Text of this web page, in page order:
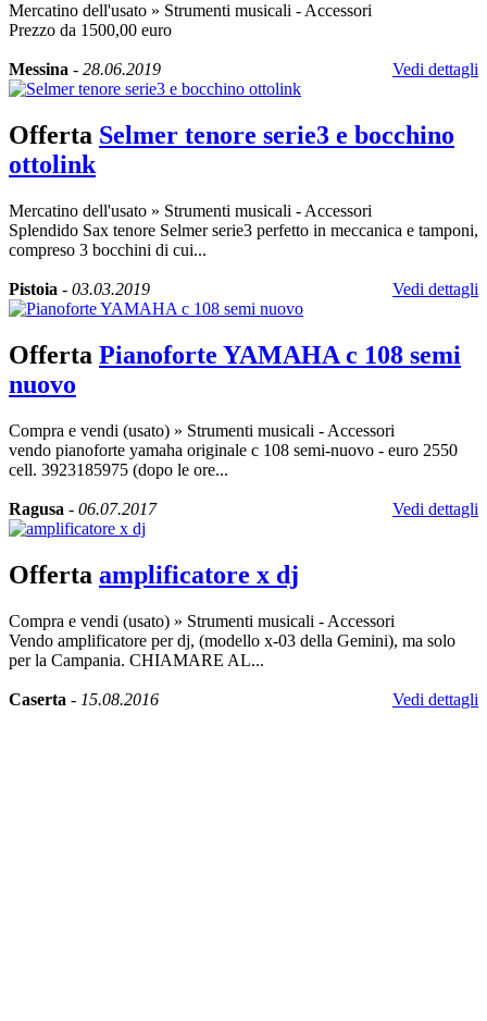
Mercatino dell'usato » Strumenti musicali - Accessori
Prezzo da 1500,00 euro
Messina - 28.06.2019 Vedi dettagli
Offerta Selmer tenore serie3 e bocchino
ottolink
Mercatino dell'usato » Strumenti musicali - Accessori
Splendido Sax tenore Selmer serie3 perfetto in meccanica e tamponi,
compreso 3 bocchini di cui...
Pistoia - 03.03.2019 Vedi dettagli
Offerta Pianoforte YAMAHA c 108 semi
nuovo
Compra e vendi (usato) » Strumenti musicali - Accessori
vendo pianoforte yamaha originale c 108 semi-nuovo - euro 2550
cell. 3923185975 (dopo le ore...
Ragusa - 06.07.2017 Vedi dettagli
Offerta amplificatore x dj
Compra e vendi (usato) » Strumenti musicali - Accessori
Vendo amplificatore per dj, (modello x-03 della Gemini), ma solo
per la Campania. CHIAMARE AL...
Caserta - 15.08.2016 Vedi dettagli